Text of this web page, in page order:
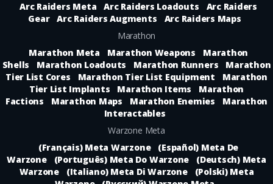
Arc Raiders Meta
Arc Raiders Loadouts
Arc Raiders
Gear
Arc Raiders Augments
Arc Raiders Maps
Marathon
Marathon Meta
Marathon Weapons
Marathon
Shells
Marathon Loadouts Marathon Runners
Marathon
Tier List Cores
Marathon Tier List Equipment
Marathon
Tier List Implants
Marathon Items
Marathon
Factions
Marathon Maps Marathon Enemies
Marathon
Interactables
Warzone Meta
(Français) Meta Warzone
(Español) Meta De
Warzone
(Português) Meta Do Warzone
(Deutsch) Meta
Warzone
(Italiano) Meta Di Warzone
(Polski) Meta